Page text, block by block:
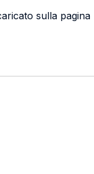
sulla pagina